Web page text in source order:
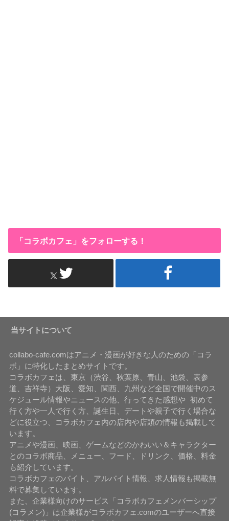
「コラボカフェ」をフォローする！
当サイトについて
collabo-cafe.comはアニメ・漫画が好きな人のための「コラ
ボ」に特化したまとめサイトです。
コラボカフェは、東京（渋谷、秋葉原、青山、池袋、表参
道、吉祥寺）大阪、愛知、関西、九州など全国で開催中のス
ケジュール情報やニュースの他、行ってきた感想や 初めて
行く方や一人で行く方、誕生日、デートや親子で行く場合な
どに役立つ、コラボカフェ内の店内や店頭の情報も掲載して
います。
アニメや漫画、映画、ゲームなどのかわいい＆キャラクター
とのコラボ商品、メニュー、フード、ドリンク、価格、料金
も紹介しています。
コラボカフェのバイト、アルバイト情報、求人情報も掲載無
料で募集しています。
また、企業様向けのサービス「コラボカフェメンバーシップ
(コラメン)」は企業様がコラボカフェ.comのユーザーへ直接